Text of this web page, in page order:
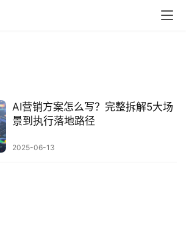
AI营销方案怎么写？完整拆解5大场
景到执行落地路径
2025-06-13